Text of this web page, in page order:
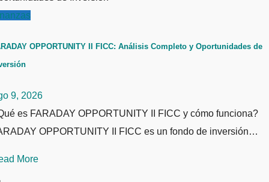
OPPORTUNITY II FICC: Análisis Completo y Oportunidades de
9, 2026
es FARADAY OPPORTUNITY II FICC y cómo funciona?
OPPORTUNITY II FICC es un fondo de inversión…
More